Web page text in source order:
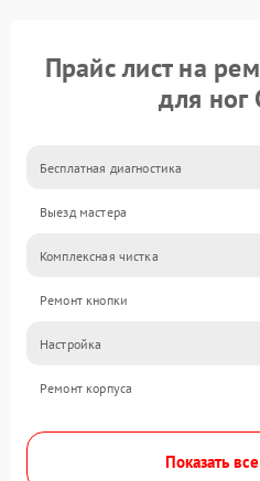
Прайс лист на
для ног
Бесплатная диагностика
Выезд мастера
Комплексная чистка
Ремонт кнопки
Настройка
Ремонт корпуса
Показать